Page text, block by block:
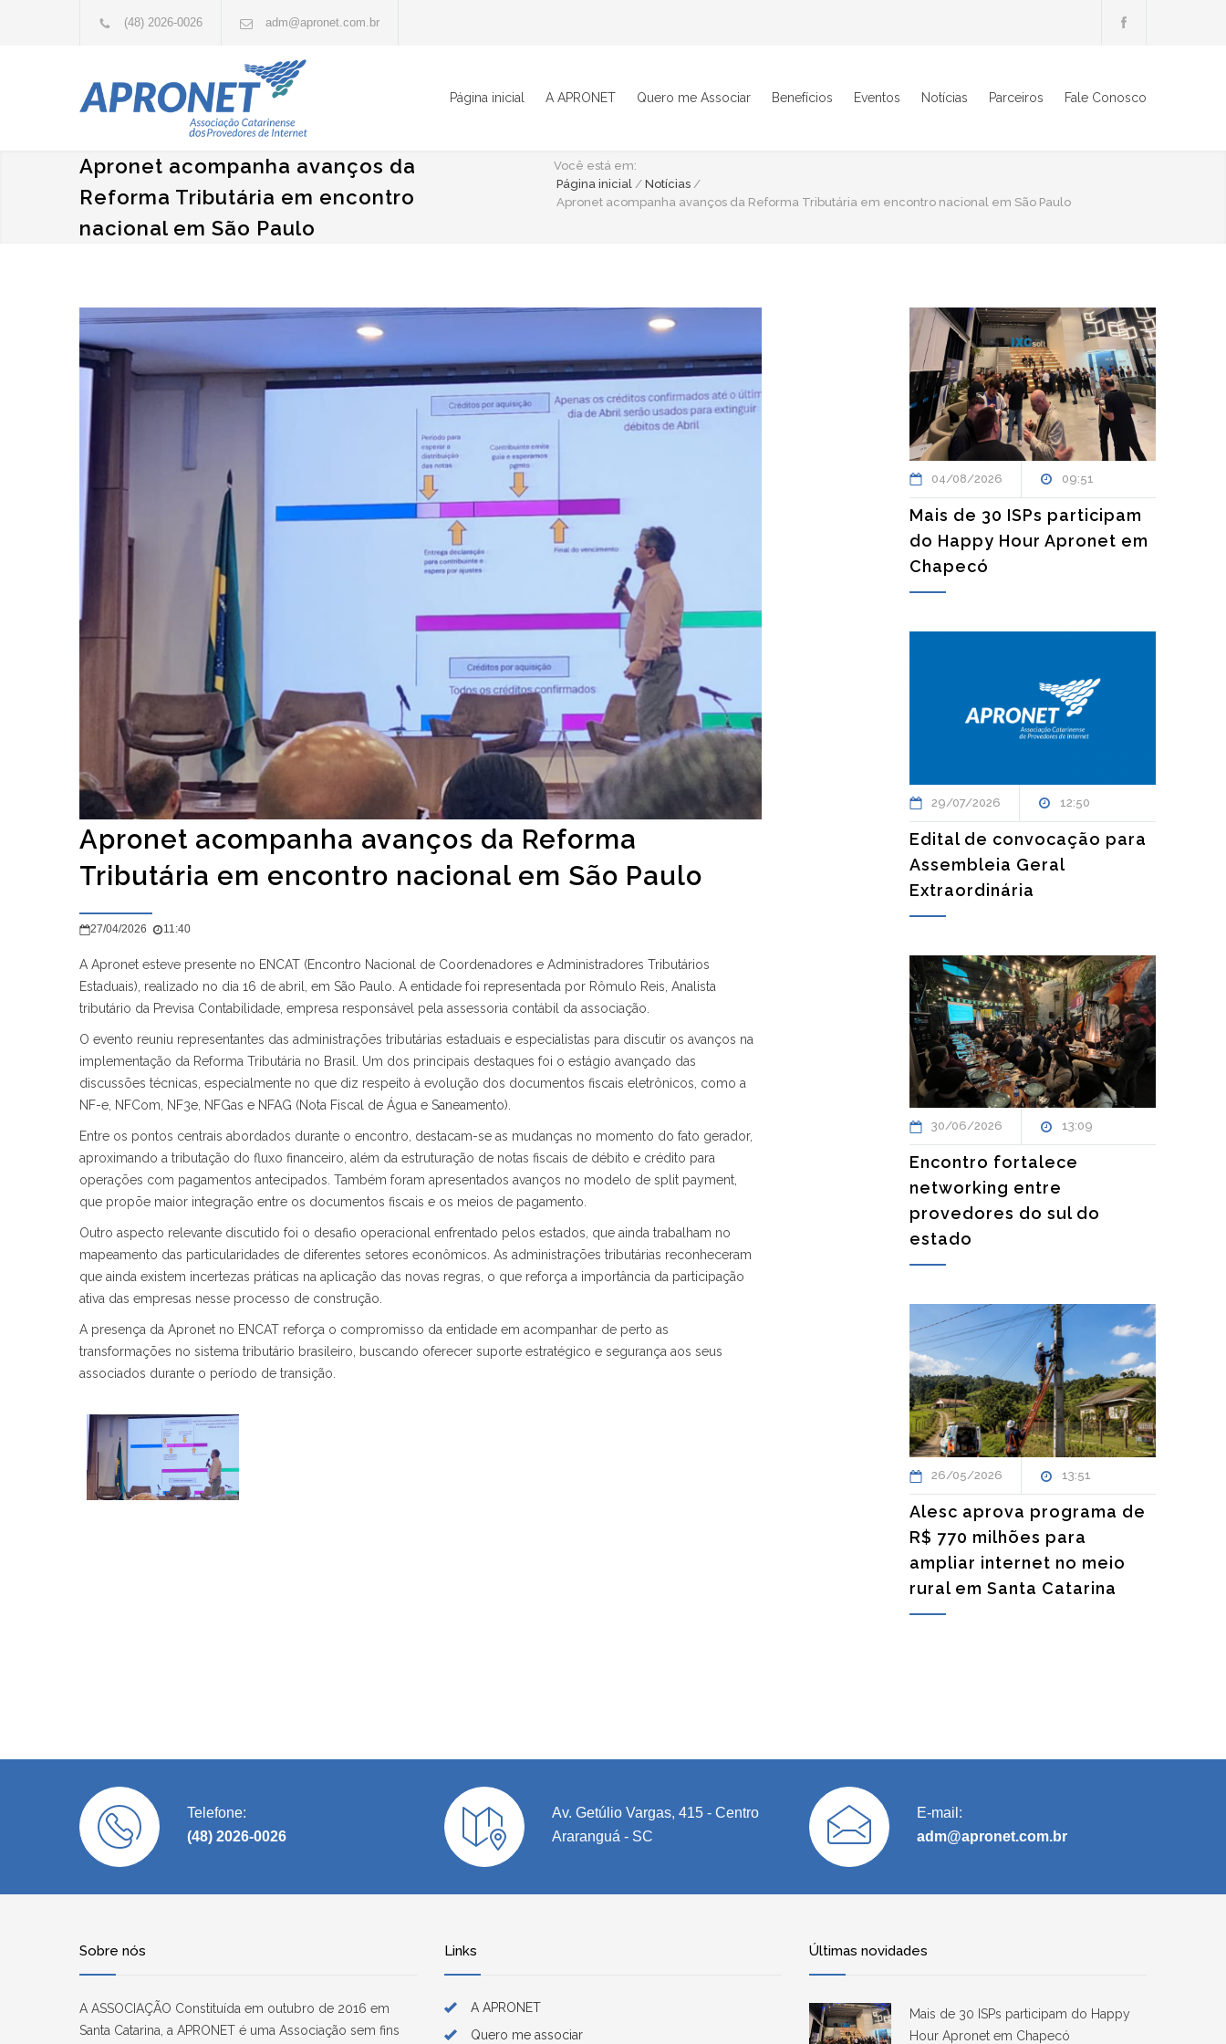
(48) 2026-0026 adm@apronet.com.br
Página inicial A APRONET Quero me Associar Benefícios Eventos Notícias Parceiros Fale Conosco
Apronet acompanha avanços da
Reforma Tributária em encontro
nacional em São Paulo
Você está em:
Página inicial / Notícias /
Apronet acompanha avanços da Reforma Tributária em encontro nacional em São Paulo
Apronet acompanha avanços da Reforma
Tributária em encontro nacional em São Paulo
27/04/2026 11:40
A Apronet esteve presente no ENCAT (Encontro Nacional de Coordenadores e Administradores Tributários
Estaduais), realizado no dia 16 de abril, em São Paulo. A entidade foi representada por Rômulo Reis, Analista
tributário da Previsa Contabilidade, empresa responsável pela assessoria contábil da associação.
O evento reuniu representantes das administrações tributárias estaduais e especialistas para discutir os avanços na
implementação da Reforma Tributária no Brasil. Um dos principais destaques foi o estágio avançado das
discussões técnicas, especialmente no que diz respeito à evolução dos documentos fiscais eletrônicos, como a
NF-e, NFCom, NF3e, NFGas e NFAG (Nota Fiscal de Água e Saneamento).
Entre os pontos centrais abordados durante o encontro, destacam-se as mudanças no momento do fato gerador,
aproximando a tributação do fluxo financeiro, além da estruturação de notas fiscais de débito e crédito para
operações com pagamentos antecipados. Também foram apresentados avanços no modelo de split payment,
que propõe maior integração entre os documentos fiscais e os meios de pagamento.
Outro aspecto relevante discutido foi o desafio operacional enfrentado pelos estados, que ainda trabalham no
mapeamento das particularidades de diferentes setores econômicos. As administrações tributárias reconheceram
que ainda existem incertezas práticas na aplicação das novas regras, o que reforça a importância da participação
ativa das empresas nesse processo de construção.
A presença da Apronet no ENCAT reforça o compromisso da entidade em acompanhar de perto as
transformações no sistema tributário brasileiro, buscando oferecer suporte estratégico e segurança aos seus
associados durante o período de transição.
04/08/2026 09:51
Mais de 30 ISPs participam
do Happy Hour Apronet em
Chapecó
29/07/2026 12:50
Edital de convocação para
Assembleia Geral
Extraordinária
30/06/2026 13:09
Encontro fortalece
networking entre
provedores do sul do
estado
26/05/2026 13:51
Alesc aprova programa de
R$ 770 milhões para
ampliar internet no meio
rural em Santa Catarina
Telefone:
(48) 2026-0026
Av. Getúlio Vargas, 415 - Centro
Araranguá - SC
E-mail:
adm@apronet.com.br
Sobre nós
A ASSOCIAÇÃO Constituída em outubro de 2016 em
Santa Catarina, a APRONET é uma Associação sem fins
Links
A APRONET
Quero me associar
Últimas novidades
Mais de 30 ISPs participam do Happy
Hour Apronet em Chapecó